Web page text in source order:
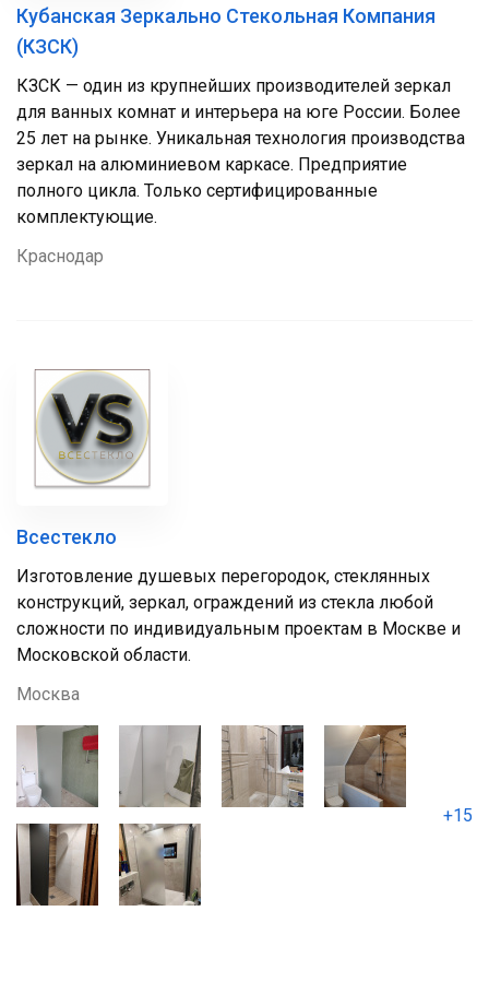
Кубанская Зеркально Стекольная Компания
(КЗСК)
КЗСК — один из крупнейших производителей зеркал
для ванных комнат и интерьера на юге России. Более
25 лет на рынке. Уникальная технология производства
зеркал на алюминиевом каркасе. Предприятие
полного цикла. Только сертифицированные
комплектующие.
Краснодар
Всестекло
Изготовление душевых перегородок, стеклянных
конструкций, зеркал, ограждений из стекла любой
сложности по индивидуальным проектам в Москве и
Московской области.
Москва
+15